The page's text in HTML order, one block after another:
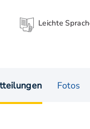
Leichte
Fotos